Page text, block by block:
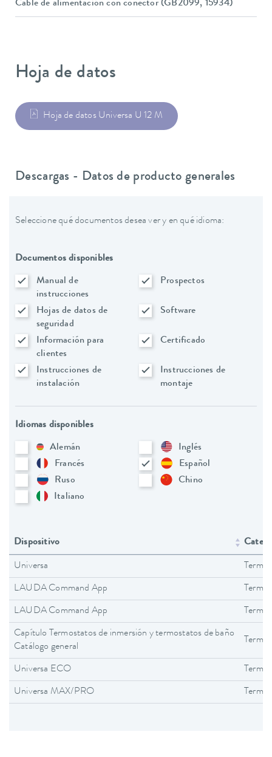
Cable de alimentación con conector (GB2099, 15934)
Hoja de datos
Hoja de datos Universa U 12 M
Descargas - Datos de producto generales
Seleccione qué documentos desea ver y en qué idioma:
Documentos disponibles
Manual de
instrucciones
Prospectos
Hojas de datos de
seguridad
Software
Información para
clientes
Certificado
Instrucciones de
instalación
Instrucciones de
montaje
Idiomas disponibles
Alemán
Inglés
Francés
Español
Ruso
Chino
Italiano
Dispositivo
Universa
LAUDA Command App
LAUDA Command App
Capítulo Termostatos de inmersión y termostatos de baño
Catálogo general
Universa ECO
Universa MAX/PRO